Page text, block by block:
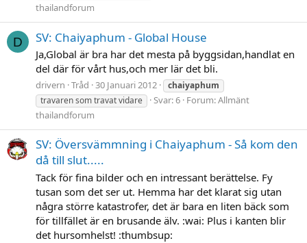
thailandforum
D SV: Chaiyaphum - Global House
Ja,Global är bra har det mesta på byggsidan,handlat en
del där för vårt hus,och mer lär det bli.
drivern Tråd 30 Januari 2012
chaiyaphum
travaren som travat vidare
Svar: 6 Forum:Allmänt
thailandforum
SV: Översvämmning i Chaiyaphum - Så kom den
då till slut.....
Tack för fina bilder och en intressant berättelse. Fy
tusan som det ser ut. Hemma har det klarat sig utan
några större katastrofer, det är bara en liten bäck som
för tillfället är en brusande älv. :wai: Plus i kanten blir
det hursomhelst! :thumbsup: